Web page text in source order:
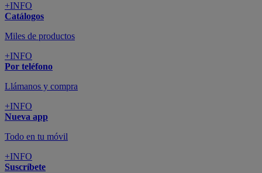
+INFO
Catálogos
Miles de productos
+INFO
Por teléfono
Llámanos y compra
+INFO
Nueva app
Todo en tu móvil
+INFO
Suscríbete